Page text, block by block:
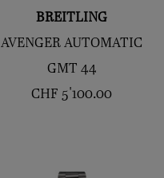
BREITLING
AVENGER AUTOMATIC
GMT 44
CHF 5'100.00